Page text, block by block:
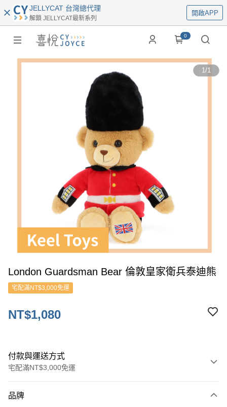
JELLYCAT 台灣總代理
解鎖 JELLYCAT最新系列
開啟APP
0
1/1
London Guardsman Bear 倫敦皇家衛兵泰迪熊
宅配滿NT$3,000免運
NT$1,080
付款與運送方式
宅配滿NT$3,000免運
信用卡一次付款
品牌